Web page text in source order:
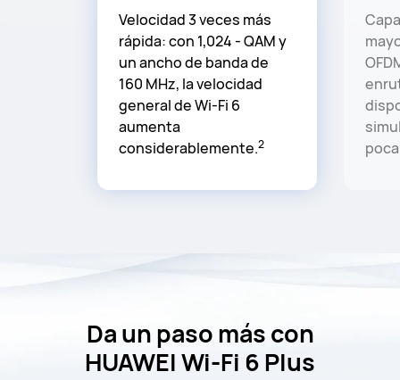
Velocidad 3 veces más
rápida: con 1,024 - QAM y
un ancho de banda de
160 MHz, la velocidad
general de Wi-Fi 6
aumenta
considerablemente.2
Da un paso más con
HUAWEI Wi-Fi 6 Plus